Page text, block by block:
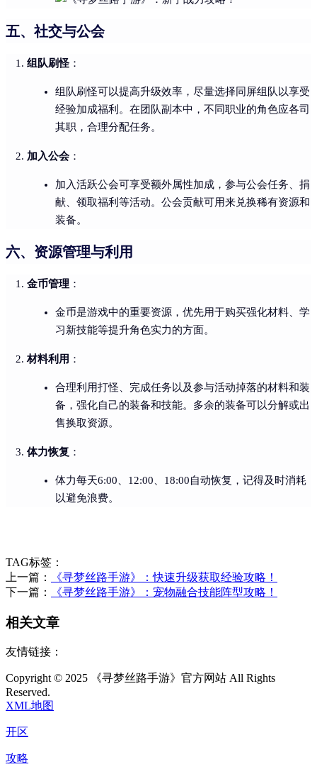
五、社交与公会
组队刷怪 ：
组队刷怪可以提高升级效率，尽量选择同屏组队以享受
经验加成福利。在团队副本中，不同职业的角色应各司
其职，合理分配任务。
加入公会：
加入活跃公会可享受额外属性加成，参与公会任务、捐
献、领取福利等活动。公会贡献可用来兑换稀有资源和
装备。
六、资源管理与利用
金币管理 ：
金币是游戏中的重要资源，优先用于购买强化材料、学
习新技能等提升角色实力的方面。
材料利用 ：
合理利用打怪、完成任务以及参与活动掉落的材料和装
备，强化自己的装备和技能。多余的装备可以分解或出
售换取资源。
体力恢复 ：
体力每天6:00、12:00、18:00自动恢复，记得及时消耗
以避免浪费。
TAG标签：
上一篇：
《寻梦丝路手游》：快速升级获取经验攻略！
下一篇：
《寻梦丝路手游》：宠物融合技能阵型攻略！
相关文章
友情链接：
Copyright © 2025 《寻梦丝路手游》官方网站 All Rights
Reserved.
XML地图
开区
攻略